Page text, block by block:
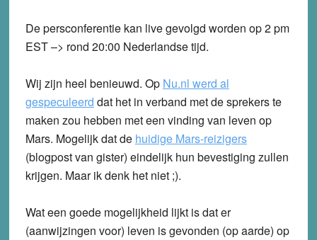
De persconferentie kan live gevolgd worden op 2 pm
EST –> rond 20:00 Nederlandse tijd.
Wij zijn heel benieuwd. Op Nu.nl werd al
gespeculeerd dat het in verband met de sprekers te
maken zou hebben met een vinding van leven op
Mars. Mogelijk dat de huidige Mars-reizigers
(blogpost van gister) eindelijk hun bevestiging zullen
krijgen. Maar ik denk het niet ;).
Wat een goede mogelijkheid lijkt is dat er
(aanwijzingen voor) leven is gevonden (op aarde) op